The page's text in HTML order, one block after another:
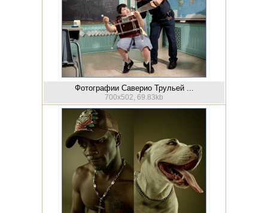
Фотографии Саверио Трульей ...
700x502, 69.83kb